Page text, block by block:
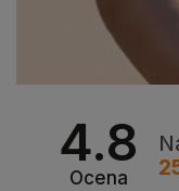
4.8
Ocena